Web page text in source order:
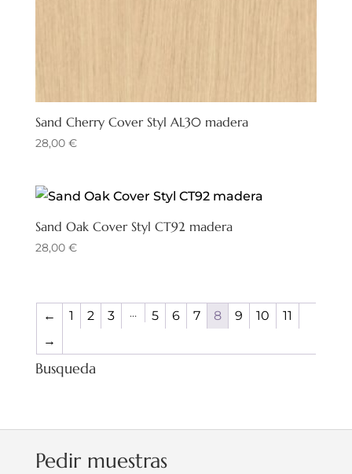
Sand Cherry Cover Styl AL30 madera
28,00 €
Sand Oak Cover Styl CT92 madera
28,00 €
← 1 2 3 … 5 6 7 8 9 10
11
→
Busqueda
Pedir muestras